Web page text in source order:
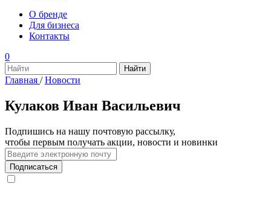
О бренде
Для бизнеса
Контакты
0
Главная / Новости
Кулаков Иван Васильевич
Подпишись на нашу почтовую рассылку,
чтобы первым получать акции, новости и новинки
Подписаться